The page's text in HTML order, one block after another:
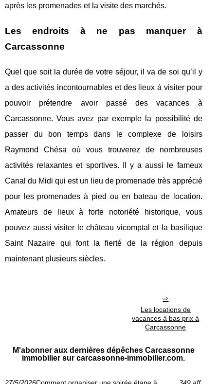
après les promenades et la visite des marchés.
Les endroits à ne pas manquer à
Carcassonne
Quel que soit la durée de votre séjour, il va de soi qu’il y
a des activités incontournables et des lieux à visiter pour
pouvoir prétendre avoir passé des vacances à
Carcassonne. Vous avez par exemple la possibilité de
passer du bon temps dans le complexe de loisirs
Raymond Chésa où vous trouverez de nombreuses
activités relaxantes et sportives. Il y a aussi le fameux
Canal du Midi qui est un lieu de promenade très apprécié
pour les promenades à pied ou en bateau de location.
Amateurs de lieux à forte notoriété historique, vous
pouvez aussi visiter le château vicomptal et la basilique
Saint Nazaire qui font la fierté de la région depuis
maintenant plusieurs siècles.
Les locations de
vacances à bas prix à
Carcassonne
M'abonner aux dernières dépêches Carcassonne
immobilier sur carcassonne-immobilier.com.